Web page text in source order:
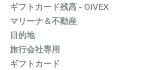
ギフトカード残高 - GIVEX
マリーナ＆不動産
目的地
旅行会社専用
ギフトカード